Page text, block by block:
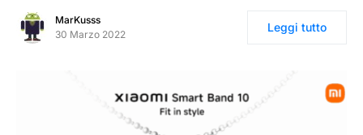
MarKusss
30 Marzo 2022
Leggi tutto